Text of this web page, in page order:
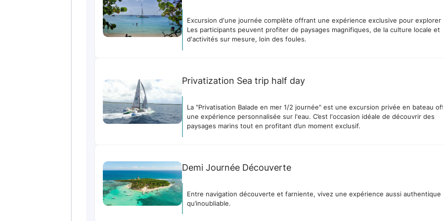
Excursion d'une journée complète offrant une expérience exclusive pour explorer
Les participants peuvent profiter de paysages magnifiques, de la culture locale et
d'activités sur mesure, loin des foules.
Privatization Sea trip half day
La "Privatisation Balade en mer 1/2 journée" est une excursion privée en bateau
une expérience personnalisée sur l'eau. C’est l'occasion idéale de découvrir des
paysages marins tout en profitant d’un moment exclusif.
Demi Journée Découverte
Entre navigation découverte et farniente, vivez une expérience aussi authentique
qu’inoubliable.